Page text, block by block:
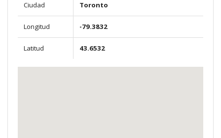
Ciudad Toronto
Longitud -79.3832
Latitud 43.6532